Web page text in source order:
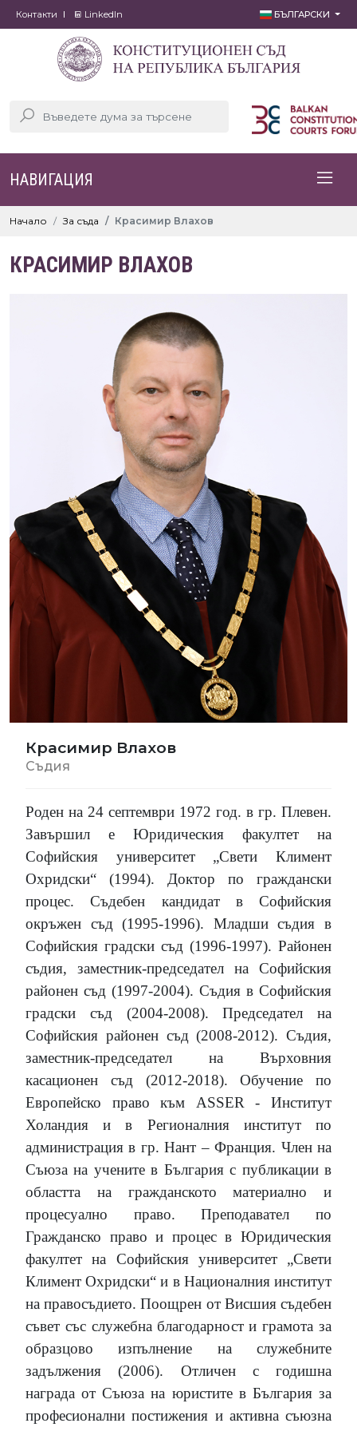
Контакти LinkedIn БЪЛГАРСКИ
НАВИГАЦИЯ
Начало За съда Красимир Влахов
КРАСИМИР ВЛАХОВ
Красимир Влахов
Съдия
Роден на 24 септември 1972 год. в гр. Плевен.
Завършил е Юридическия факултет на
Софийския университет „Свети Климент
Охридски“ (1994). Доктор по граждански
процес.Съдебен кандидат в Софийския
окръжен съд(1995-1996). Младши съдия в
Софийския градски съд (1996-1997). Районен
съдия, заместник-председател на Софийския
районен съд (1997-2004). Съдия в Софийския
градски съд (2004-2008).Председател на
Софийския районен съд(2008-2012). Съдия,
заместник-председател на Върховния
касационен съд (2012-2018).Обучение по
Европейско право към ASSER - Институт
Холандия и в Регионалния институт по
администрация в гр. Нант – Франция. Член на
Съюза на учените в България с публикации в
областта на гражданското материално и
процесуално право. Преподавател по
Гражданско право и процес в Юридическия
факултет на Софийския университет „Свети
Климент Охридски“ и в Националния институт
на правосъдието. Поощрен от Висшия съдебен
съвет със служебна благодарност и грамота за
образцово изпълнение на служебните
задължения(2006). Отличен с годишна
награда от Съюза на юристите в България за
професионални постижения и активна съюзна